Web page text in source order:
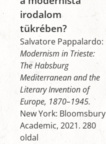
irodalom
tükrében?
Salvatore Pappalardo:
Modernism in Trieste:
The Habsburg
Mediterranean and the
Literary Invention of
Europe, 1870–1945.
New York: Bloomsbury
Academic, 2021. 280
oldal